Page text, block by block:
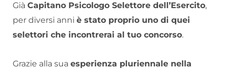
Già Capitano Psicologo Selettore dell’Esercito,
per diversi anni è stato proprio uno di quei
selettori che incontrerai al tuo concorso.
Grazie alla sua esperienza pluriennale nella